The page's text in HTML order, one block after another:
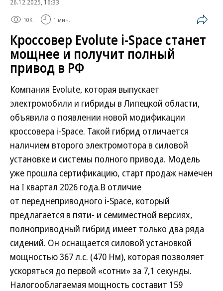
26.12.2025, 16:33
10K 1 мин.
Кроссовер Evolute i-Space станет
мощнее и получит полный
привод в РФ
Компания Evolute, которая выпускает
электромобили и гибриды в Липецкой области,
объявила о появлении новой модификации
кроссовера i-Space. Такой гибрид отличается
наличием второго электромотора в силовой
установке и системы полного привода. Модель
уже прошла сертификацию, старт продаж намечен
на I квартал 2026 года.В отличие
от переднеприводного i-Space, который
предлагается в пяти- и семиместной версиях,
полноприводный гибрид имеет только два ряда
сидений. Он оснащается силовой установкой
мощностью 367 л.с. (470 Нм), которая позволяет
ускоряться до первой «сотни» за 7,1 секунды.
Налогооблагаемая мощность составит 159